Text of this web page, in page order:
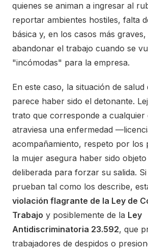
quienes se animan a ingresar al
reportar ambientes hostiles, falta
básica y, en los casos más
abandonar el trabajo cuando se
"incómodas" para la empresa.
En este caso, la situación de
parece haber sido el detonante.
trato que corresponde a cualquier
atraviesa una enfermedad
acompañamiento, respeto por los
la mujer asegura haber sido
deliberada para forzar su salida.
prueban tal como los describe,
violación flagrante de la Ley de
Trabajo y posiblemente de la Ley
Antidiscriminatoria 23.592, que
trabajadores de despidos o